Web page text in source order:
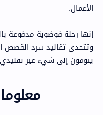
الأعمال.
إنها رحلة فوضوية مدفوعة
وتتحدى تقاليد سرد القصص
يتوقون إلى شيء غير